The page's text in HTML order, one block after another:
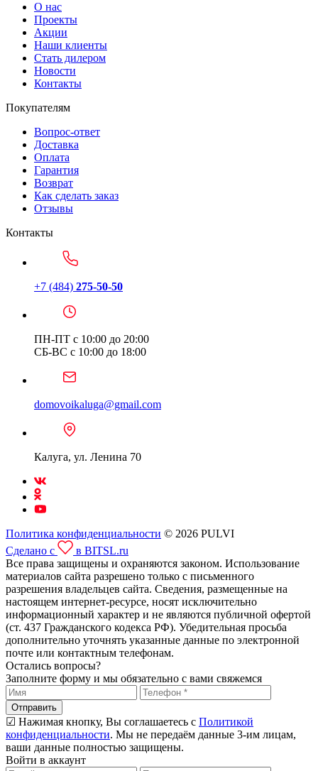
О нас
Проекты
Акции
Наши клиенты
Стать дилером
Новости
Контакты
Покупателям
Вопрос-ответ
Доставка
Оплата
Гарантия
Возврат
Как сделать заказ
Отзывы
Контакты
+7 (484) 275-50-50
ПН-ПТ с 10:00 до 20:00
СБ-ВС с 10:00 до 18:00
domovoikaluga@gmail.com
Калуга, ул. Ленина 70
Политика конфиденциальности © 2026 PULVI
Сделано с
в BITSL.ru
Все права защищены и охраняются законом. Использование
материалов сайта разрешено только с письменного
разрешения владельцев сайта. Сведения, размещенные на
настоящем интернет-ресурсе, носят исключительно
информационный характер и не являются публичной офертой
(ст. 437 Гражданского кодекса РФ). Убедительная просьба
дополнительно уточнять указанные данные по электронной
почте или контактным телефонам.
Остались вопросы?
Заполните форму и мы обязательно с вами свяжемся
Отправить
☑ Нажимая кнопку, Вы соглашаетесь с Политикой
конфиденциальности. Мы не передаём данные 3-им лицам,
ваши данные полностью защищены.
Войти в аккаунт